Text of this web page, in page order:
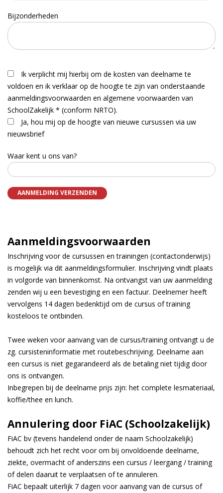
Bijzonderheden
Ik verplicht mij hierbij om de kosten van deelname te
voldoen en ik verklaar op de hoogte te zijn van onderstaande
aanmeldingsvoorwaarden en algemene voorwaarden van
SchoolZakelijk * (conform NRTO).
Ja, hou mij op de hoogte van nieuwe cursussen via uw
nieuwsbrief
Waar kent u ons van?
Aanmeldingsvoorwaarden
Inschrijving voor de cursussen en trainingen (contactonderwijs)
is mogelijk via dit aanmeldingsformulier. Inschrijving vindt plaats
in volgorde van binnenkomst. Na ontvangst van uw aanmelding
zenden wij u een bevestiging en een factuur. Deelnemer heeft
vervolgens 14 dagen bedenktijd om de cursus of training
kosteloos te ontbinden.
Twee weken voor aanvang van de cursus/training ontvangt u de
zg. cursisteninformatie met routebeschrijving. Deelname aan
een cursus is niet gegarandeerd als de betaling niet tijdig door
ons is ontvangen.
Inbegrepen bij de deelname prijs zijn: het complete lesmateriaal,
koffie/thee en lunch.
Annulering door FiAC (Schoolzakelijk)
FiAC bv (tevens handelend onder de naam Schoolzakelijk)
behoudt zich het recht voor om bij onvoldoende deelname,
ziekte, overmacht of anderszins een cursus / leergang / training
of delen daaruit te verplaatsen of te annuleren.
FiAC bepaalt uiterlijk 7 dagen voor aanvang van de cursus of